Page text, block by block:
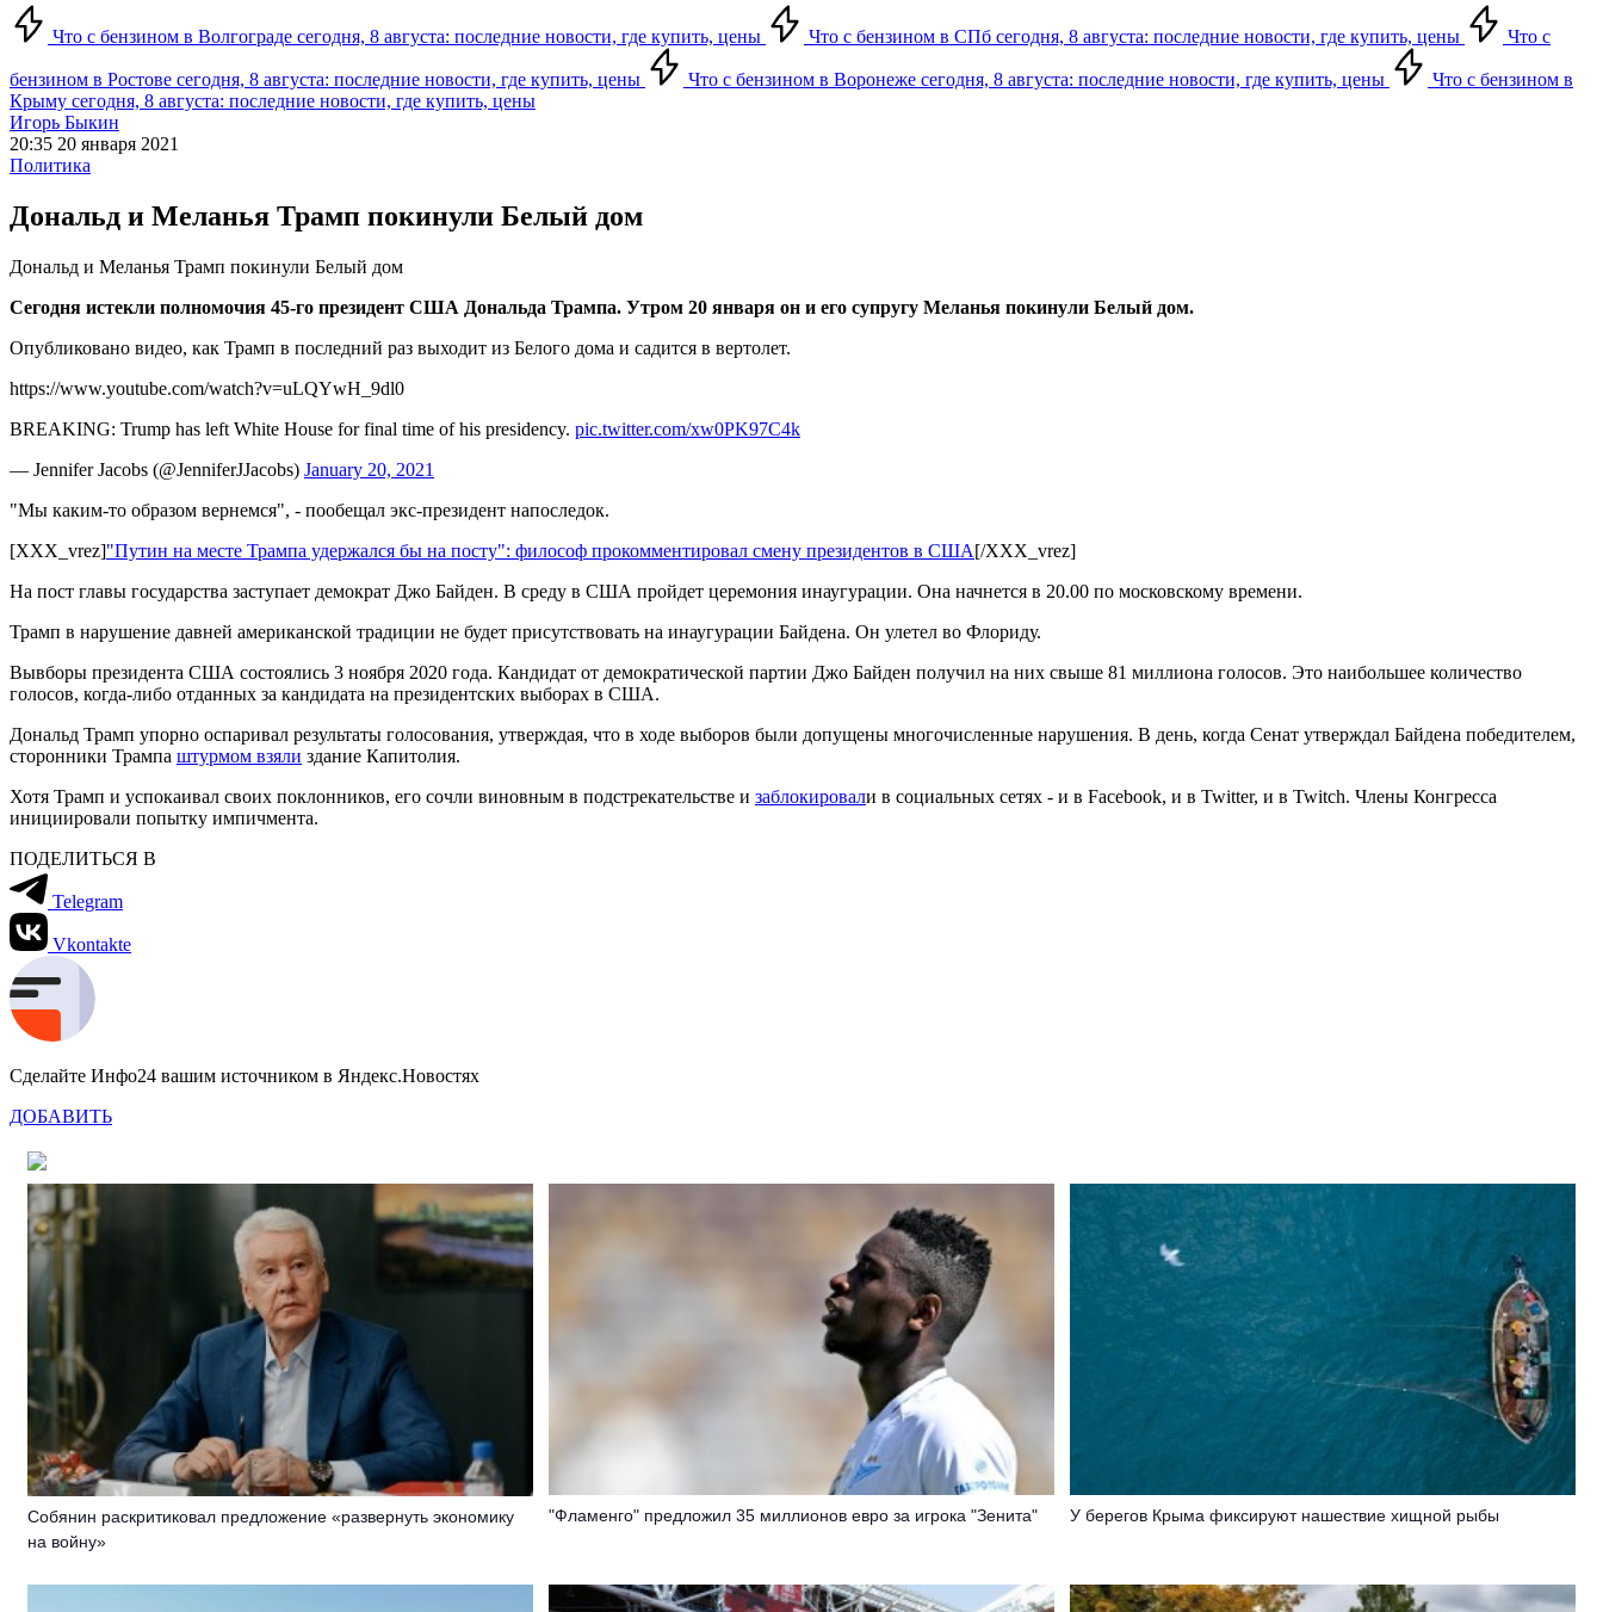
Что с бензином в Волгограде сегодня, 8 августа: последние новости, где купить, цены Что с бензином в СПб сегодня, 8 августа: последние новости, где купить, цены Что с
бензином в Ростове сегодня, 8 августа: последние новости, где купить, цены Что с бензином в Воронеже сегодня, 8 августа: последние новости, где купить, цены
Что с бензином в
Крыму сегодня, 8 августа: последние новости, где купить, цены
Игорь Быкин
20:35 20 января 2021
Политика
Дональд и Меланья Трамп покинули Белый дом
Дональд и Меланья Трамп покинули Белый дом
Сегодня истекли полномочия 45-го президент США Дональда Трампа. Утром 20 января он и его супругу Меланья покинули Белый дом.
Опубликовано видео, как Трамп в последний раз выходит из Белого дома и садится в вертолет.
https://www.youtube.com/watch?v=uLQYwH_9dl0
BREAKING: Trump has left White House for final time of his presidency. pic.twitter.com/xw0PK97C4k
— Jennifer Jacobs (@JenniferJJacobs) January 20, 2021
"Мы каким-то образом вернемся", - пообещал экс-президент напоследок.
[XXX_vrez]"Путин на месте Трампа удержался бы на посту": философ прокомментировал смену президентов в США[/XXX_vrez]
На пост главы государства заступает демократ Джо Байден. В среду в США пройдет церемония инаугурации. Она начнется в 20.00 по московскому времени.
Трамп в нарушение давней американской традиции не будет присутствовать на инаугурации Байдена. Он улетел во Флориду.
Вывборы президента США состоялись 3 ноября 2020 года. Кандидат от демократической партии Джо Байден получил на них свыше 81 миллиона голосов. Это наибольшее количество
голосов, когда-либо отданных за кандидата на президентских выборах в США.
Дональд Трамп упорно оспаривал результаты голосования, утверждая, что в ходе выборов были допущены многочисленные нарушения. В день, когда Сенат утверждал Байдена победителем,
сторонники Трампа штурмом взяли здание Капитолия.
Хотя Трамп и успокаивал своих поклонников, его сочли виновным в подстрекательстве и заблокировали в социальных сетях - и в Facebook, и в Twitter, и в Twitch. Члены Конгресса
инициировали попытку импичмента.
ПОДЕЛИТЬСЯ В
Telegram
Vkontakte
Сделайте Инфо24 вашим источником в Яндекс.Новостях
ДОБАВИТЬ
Собянин раскритиковал предложение «развернуть экономику
на войну»
"Фламенго" предложил 35 миллионов евро за игрока "Зенита" У берегов Крыма фиксируют нашествие хищной рыбы